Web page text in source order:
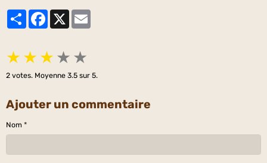
PartagerFacebook
★ ★ ★ ★ ★
2 votes. Moyenne 3.5 sur 5.
Ajouter un commentaire
Nom